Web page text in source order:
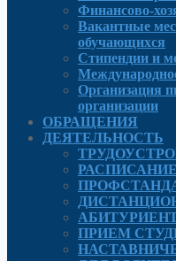
Финансово-
Вакантные
обучающихся
Стипендии и
Организация
организации
ОБРАЩЕНИЯ
ДЕЯТЕЛЬНОСТЬ
ПРИЕМ